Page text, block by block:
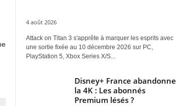
4 août 2026
Attack on Titan 3 s'apprête à marquer les esprits avec
une sortie fixée au 10 décembre 2026 sur PC,
PlayStation 5, Xbox Series X/S...
Disney+ France abandonne
la 4K : Les abonnés
Premium lésés ?